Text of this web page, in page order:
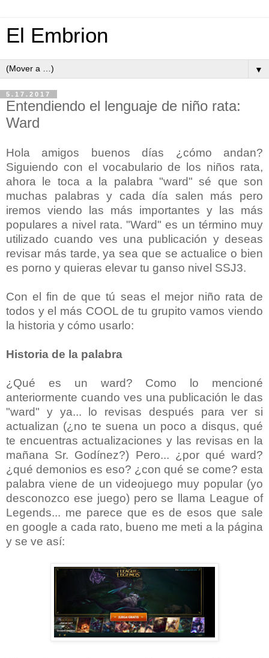
El Embrion
▼
5.17.2017
Entendiendo el lenguaje de niño rata:
Ward
Hola amigos buenos días ¿cómo andan?
Siguiendo con el vocabulario de los niños rata,
ahora le toca a la palabra "ward" sé que son
muchas palabras y cada día salen más pero
iremos viendo las más importantes y las más
populares a nivel rata. "Ward" es un término muy
utilizado cuando ves una publicación y deseas
revisar más tarde, ya sea que se actualice o bien
es porno y quieras elevar tu ganso nivel SSJ3.
Con el fin de que tú seas el mejor niño rata de
todos y el más COOL de tu grupito vamos viendo
la historia y cómo usarlo:
Historia de la palabra
¿Qué es un ward? Como lo mencioné
anteriormente cuando ves una publicación le das
"ward" y ya... lo revisas después para ver si
actualizan (¿no te suena un poco a disqus, qué
te encuentras actualizaciones y las revisas en la
mañana Sr. Godínez?) Pero... ¿por qué ward?
¿qué demonios es eso? ¿con qué se come? esta
palabra viene de un videojuego muy popular (yo
desconozco ese juego) pero se llama League of
Legends... me parece que es de esos que sale
en google a cada rato, bueno me meti a la página
y se ve así: